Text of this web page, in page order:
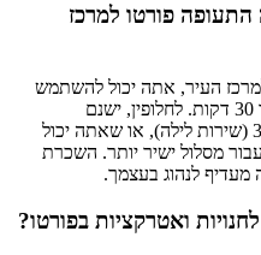
פורטו למרכז
העיר, אתה יכול להשתמש
במטרו (קו E - סגול), אשר לוקח בערך 30 דקות. לחלופין, ישנם
אוטובוסים, כולל קווים 601, 602, ו 3M (שירות לילה), או שאתה יכול
מסלול ישיר יותר. השכרת
לנהוג בעצמך.
ואטרקציות בפורטו?